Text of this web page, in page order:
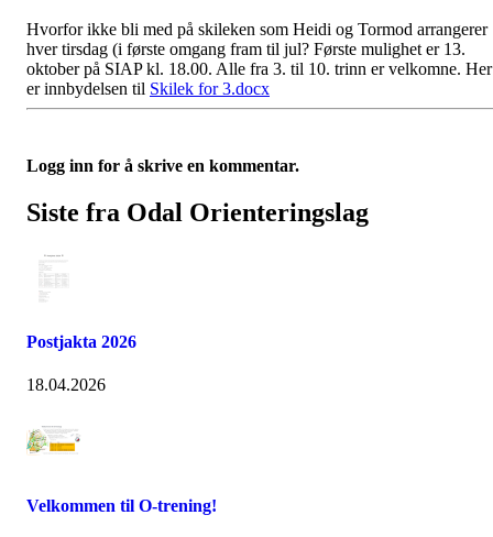
Hvorfor ikke bli med på skileken som Heidi og Tormod arrangerer
hver tirsdag (i første omgang fram til jul? Første mulighet er 13.
oktober på SIAP kl. 18.00. Alle fra 3. til 10. trinn er velkomne. Her
er innbydelsen til Skilek for 3.docx
Logg inn for å skrive en kommentar.
Siste fra Odal Orienteringslag
Postjakta 2026
18.04.2026
Velkommen til O-trening!